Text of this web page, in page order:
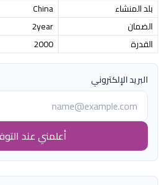
بلد المنشاء
China
الضمان
2year
القدرة
2000
البريد الإلكتروني
أعلمني عند